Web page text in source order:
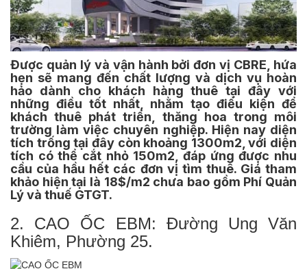
Được quản lý và vận hành bởi đơn vị CBRE, hứa
hẹn sẽ mang đến chất lượng và dịch vụ hoàn
hảo dành cho khách hàng thuê tại đây với
những điều tốt nhất, nhằm tạo điều kiện để
khách thuê phát triển, thăng hoa trong môi
trường làm việc chuyên nghiệp. Hiện nay diện
tích trống tại đây còn khoảng 1300m2, với diện
tích có thể cắt nhỏ 150m2, đáp ứng được nhu
cầu của hầu hết các đơn vị tìm thuê. Giá tham
khảo hiện tại là 18$/m2 chưa bao gồm Phí Quản
Lý và thuế GTGT.
2. CAO ỐC EBM: Đường Ung Văn
Khiêm, Phường 25.